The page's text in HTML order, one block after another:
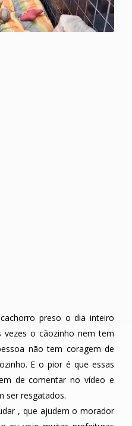
preso o dia inteiro
o cãozinho nem tem
não tem coragem de
E o pior é que essas
de comentar no vídeo e
ser resgatados.
, que ajudem o morador